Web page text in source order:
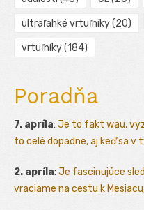
ultraľahké vrtuľníky(20)
vrtuľníky(184)
Poradňa
7. apríla: Je to fakt wau,
to celé dopadne, aj keď sa v
2. apríla: Je fascinujúce
vraciame na cestu k